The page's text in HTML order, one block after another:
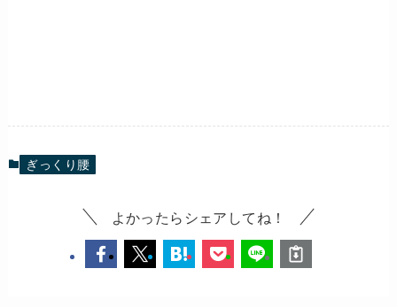
ぎっくり腰
よかったらシェアしてね！